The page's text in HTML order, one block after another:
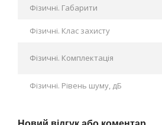
Фізичні. Габарити
Фізичні. Клас захисту
Фізичні. Комплектація
Фізичні. Рівень шуму, дБ